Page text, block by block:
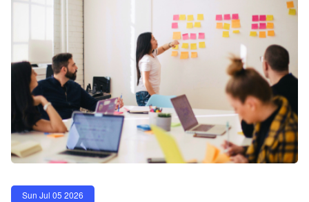
Sun Jul 05 2026